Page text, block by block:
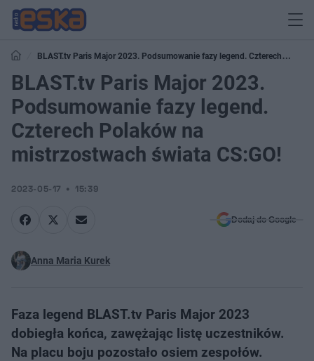
BLAST.tv Paris Major 2023. Podsumowanie fazy legend. Czterech
Polaków na mistrzostwach świata CS:GO!
BLAST.tv Paris Major 2023.
Podsumowanie fazy legend.
Czterech Polaków na
mistrzostwach świata CS:GO!
2023-05-17 15:39
Dodaj do Google
Anna Maria Kurek
Faza legend BLAST.tv Paris Major 2023
dobiegła końca, zawężając listę uczestników.
Na placu boju pozostało osiem zespołów.